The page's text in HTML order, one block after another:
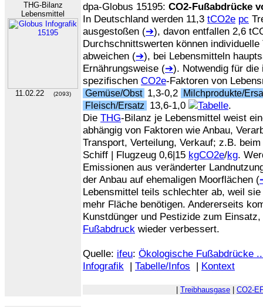
THG-Bilanz
Lebensmittel
11.02.22 (2093)
dpa-Globus 15195: CO2-Fußabdrücke
In Deutschland werden 11,3 tCO2e pc
ausgestoßen (➔), davon entfallen 2,6
Durchschnittswerten können
abweichen (➔), bei Lebensmitteln
Ernährungsweise (➔). Notwendig für die
spezifischen CO2e-Faktoren von
Gemüse/Obst 1,3-0,2
Milchprodukte/
Fleisch/Ersatz
13,6-1,0
.
Die THG-Bilanz je Lebensmittel weist
abhängig von Faktoren wie Anbau,
Transport, Verteilung, Verkauf; z.B.
Schiff | Flugzeug 0,6|15 kgCO2e/kg.
Emissionen aus veränderter
der Anbau auf ehemaligen Moorflächen (
Lebensmittel teils schlechter ab, weil
mehr Fläche benötigen. Andererseits
Kunstdünger und Pestizide zum
Fußabdruck wieder verbessert.
Quelle: ifeu: Ökologische Fußabdrücke
Infografik | Tabelle/Infos | Kontext
Treibhausgase CO2-